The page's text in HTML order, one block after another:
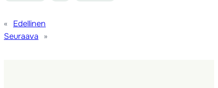
«
Edellinen
Seuraava
»